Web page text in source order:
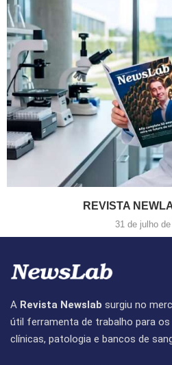
REVISTA
31 de julho
A Revista Newslab surgiu no
útil ferramenta de trabalho para
clínicas, patologia e bancos de